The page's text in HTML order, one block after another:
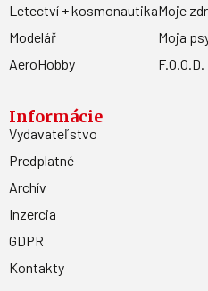
Letectví + kosmonautika
Modelář
AeroHobby
Moje
Moja
F.O.O.D.
Informácie
Vydavateľstvo
Predplatné
Archív
Inzercia
GDPR
Kontakty